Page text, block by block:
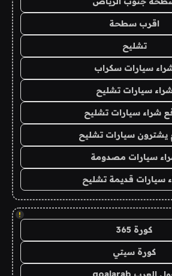
اقرب سطحة
تشليح
سيارات سكراب
سيارات تشليح
شراء سيارات تشليح
يشترون سيارات تشليح
سيارات مصدومة
سيارات قديمة تشليح
!
كورة 365
كورة سيتي